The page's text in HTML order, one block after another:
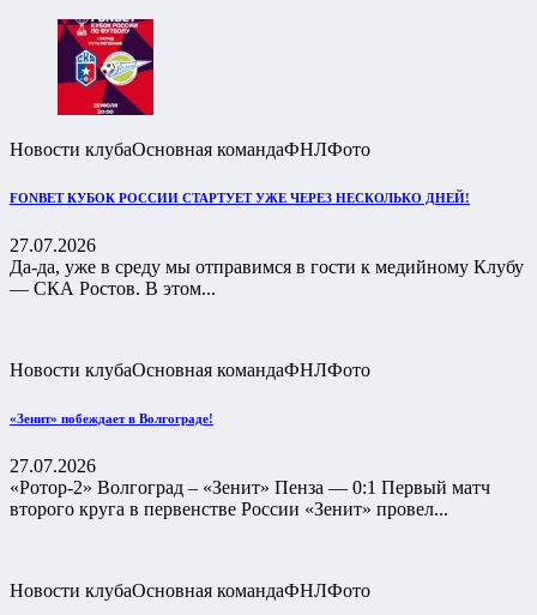
Новости клубаОсновная командаФНЛФото
FONBET КУБОК РОССИИ СТАРТУЕТ УЖЕ ЧЕРЕЗ НЕСКОЛЬКО ДНЕЙ!
27.07.2026
Да-да, уже в среду мы отправимся в гости к медийному Клубу
— СКА Ростов. В этом...
Новости клубаОсновная командаФНЛФото
«Зенит» побеждает в Волгограде!
27.07.2026
«Ротор-2» Волгоград – «Зенит» Пенза — 0:1 Первый матч
второго круга в первенстве России «Зенит» провел...
Новости клубаОсновная командаФНЛФото